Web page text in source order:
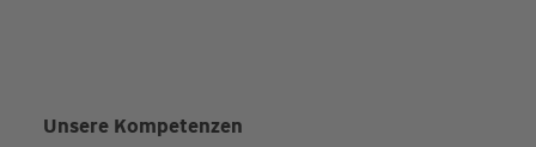
Unsere Kompetenzen